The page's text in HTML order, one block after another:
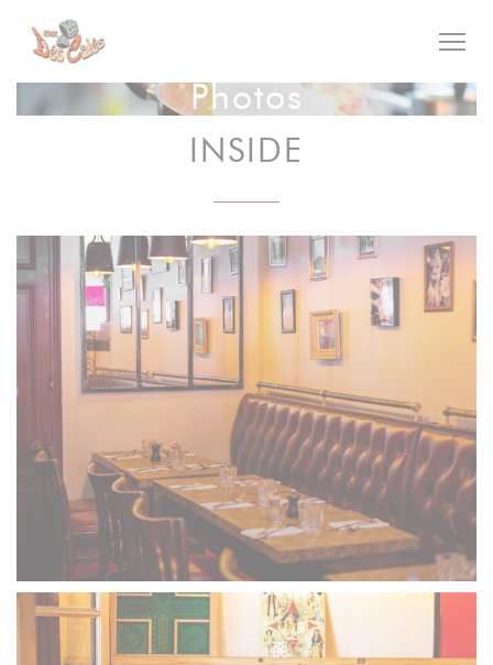
Personnalisation de vos choix en matière de cookies
Photos
INSIDE